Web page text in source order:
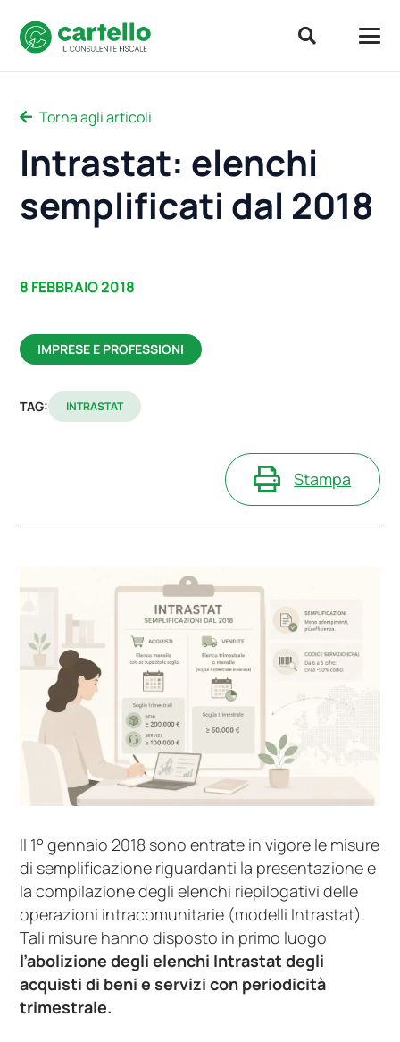
Torna agli articoli
Intrastat: elenchi
semplificati dal 2018
8 FEBBRAIO 2018
IMPRESE E PROFESSIONI
TAG: INTRASTAT
Stampa
Il 1° gennaio 2018 sono entrate in vigore le misure
di semplificazione riguardanti la presentazione e
la compilazione degli elenchi riepilogativi delle
operazioni intracomunitarie (modelli Intrastat).
Tali misure hanno disposto in primo luogo
l’abolizione degli elenchi Intrastat degli
acquisti di beni e servizi con periodicità
trimestrale.